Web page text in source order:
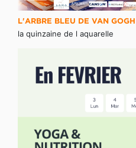
L'ARBRE BLEU DE VAN GOGH
la quinzaine de l aquarelle